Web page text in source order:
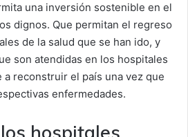
una inversión sostenible en el
dignos. Que permitan el regreso
de la salud que se han ido, y
son atendidas en los hospitales
reconstruir el país una vez que
enfermedades.